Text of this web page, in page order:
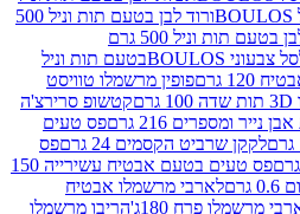
ממתק מרשמלו מסולסל BOULOSורוד לבן בטעם תות וניל 500
ממתק מרשמלו כריות ורוד,לבן בטעם תות וניל 500 גרם
ממתק מרשמלו מסולסל צבעוני BOULOSבטעם תות וניל
פופין מרשמלו טוויסט
קטשופ סרירצ'ה
גרם
פס טעים
הקסמים 24 גרם
פס
פס טעים בטעם אבטיח עשירייה 150
מרשמלו אבטיח
180ג'
הריבו מרשמלו